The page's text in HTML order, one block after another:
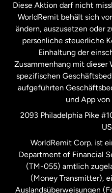
Niederlande
Schweden
Spanien
Vereinigte
Vereinigte
Vereinigtes
Diese Aktion darf nicht
WorldRemit behält sich
ändern, auszusetzen oder
persönliche steuerliche
Einhaltung der
Zusammenhang mit dieser
spezifischen
aufgeführten
und App von
2093 Philadelphia Pike
WorldRemit Corp. ist
Department of Financial
(TM-055) amtlich
(Money Transmitter),
Auslandsüberweisungen